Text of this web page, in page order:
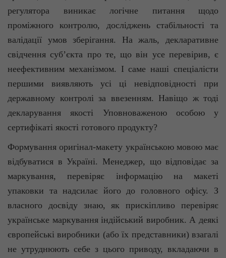
регулятора виникає логічне питання щодо
проміжного контролю, досліджень стабільності та
валідації умов зберігання. На жаль, декларативне
свідчення суб’єкта про те, що він усе перевірив, є
неефективним механізмом. І саме наші спеціалісти
першими виявляють усі ці невідповідності при
державному контролі за ввезенням. Навіщо ж тоді
декларування якості Уповноваженою особою у
сертифікаті якості готового продукту?
Формування оригінал-макету українською мовою має
відбуватися в Україні. Менеджер, що відповідає за
маркування, перевіряє інформацію на макеті
упаковки та надсилає його до головного офісу. З
власного досвіду знаю, як прискіпливо перевіряє
українське маркування індійський виробник. А деякі
європейські виробники (або їх представники) взагалі
не утруднюють себе з цього приводу, вкладаючи в